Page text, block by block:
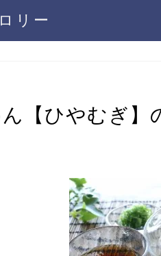
リー
【ひやむぎ】